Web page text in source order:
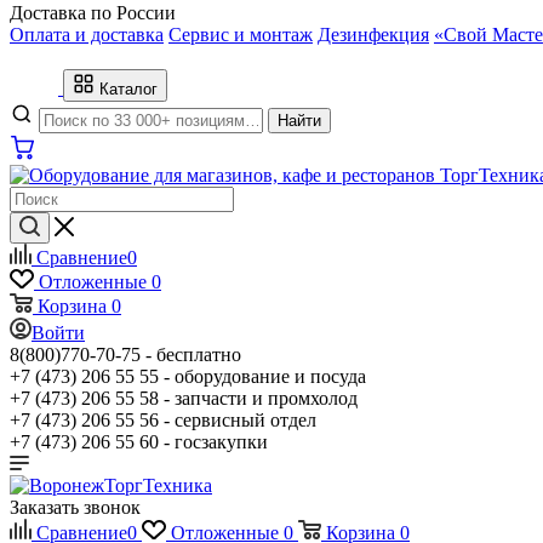
Доставка по России
Оплата и доставка Сервис и монтаж Дезинфекция «Свой
Каталог
Найти
Сравнение0
Отложенные 0
Корзина 0
Войти
8(800)770-70-75 - бесплатно
+7 (473) 206 55 55 - оборудование и посуда
+7 (473) 206 55 58 - запчасти и промхолод
+7 (473) 206 55 56 - сервисный отдел
+7 (473) 206 55 60 - госзакупки
Заказать звонок
Сравнение0 Отложенные 0 Корзина 0